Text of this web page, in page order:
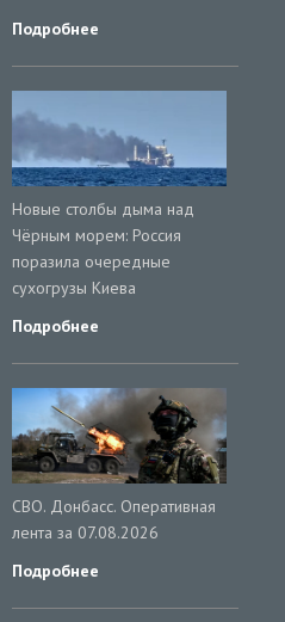
Подробнее
Новые столбы дыма над
Чёрным морем: Россия
поразила очередные
сухогрузы Киева
Подробнее
СВО. Донбасс. Оперативная
лента за 07.08.2026
Подробнее